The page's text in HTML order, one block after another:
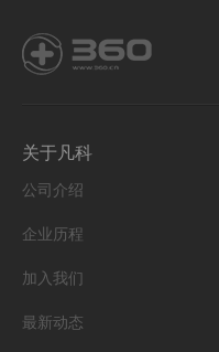
关于凡科
公司介绍
企业历程
加入我们
最新动态